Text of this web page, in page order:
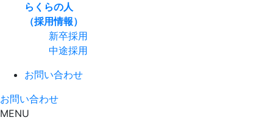
らくらの人
（採用情報）
新卒採用
中途採用
お問い合わせ
お問い合わせ
MENU